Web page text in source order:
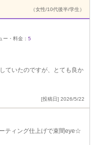
（女性/10代後半/学生）
ー・料金： 5
ていたのですが、とても良か
[投稿日] 2026/5/22
ティング仕上げで束間eye☆